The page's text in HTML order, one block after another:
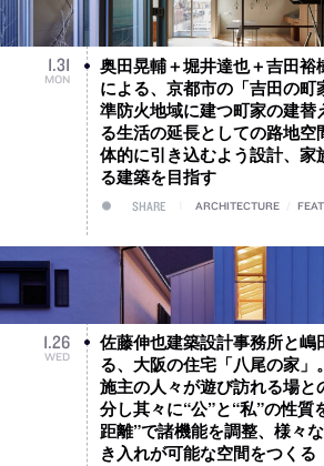
1.31
MON
奥田晃輔＋堀井達也＋吉田
による、京都市の「吉田の町
準防火地域に建つ町家の建替
る生活の延長としての路地空
体的に引き込むよう設計、家
る建築を目指す
SHARE ARCHITECTURE
1.26
WED
佐藤伸也建築設計事務所と嶋
る、大阪の住宅「八尾の家」
施主の人々が遊び訪れる場と
分し其々に“公”と“私”の性質
距離”で諸機能を調整、様々
き入れが可能な空間をつくる